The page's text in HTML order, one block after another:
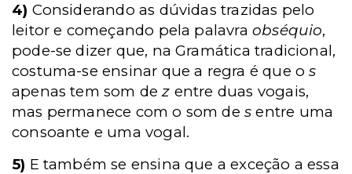
4) Considerando as dúvidas trazidas pelo
leitor e começando pela palavra obséquio,
pode-se dizer que, na Gramática tradicional,
costuma-se ensinar que a regra é que os
apenas tem som dez entre duas vogais,
mas permanece com o som desentre uma
consoante e uma vogal.
5) E também se ensina que a exceção a essa